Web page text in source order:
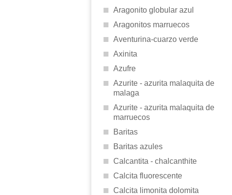
Aragonito globular azul
Aragonitos marruecos
Aventurina-cuarzo verde
Axinita
Azufre
Azurite - azurita malaquita de
malaga
Azurite - azurita malaquita de
marruecos
Baritas
Baritas azules
Calcantita - chalcanthite
Calcita fluorescente
Calcita limonita dolomita